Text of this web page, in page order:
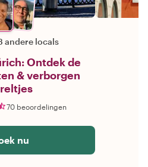
andere locals
Ontdek de
& verborgen
70 beoordelingen
nu